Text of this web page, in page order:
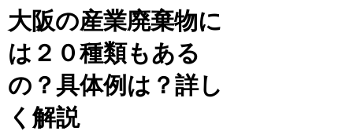
大阪の産業廃棄物に
は２０種類もある
の？具体例は？詳し
く解説